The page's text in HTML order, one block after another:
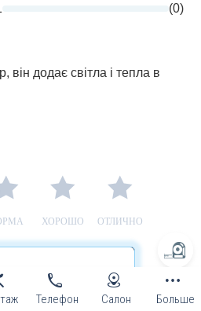
Телефон Салон Больше
(0)
він додає світла і тепла в
ХОРОШО ОТЛИЧНО